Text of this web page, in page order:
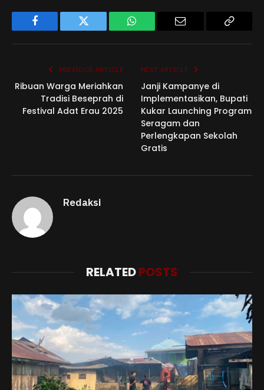
Facebook Twitter WhatsApp
PREVIOUS ARTICLE
Ribuan Warga Meriahkan
Tradisi Beseprah di
Festival Adat Erau 2025
NEXT ARTICLE
Janji Kampanye di
Implementasikan, Bupati
Kukar Launching Program
Seragam dan
Perlengkapan Sekolah
Gratis
Redaksi
RELATEDPOSTS